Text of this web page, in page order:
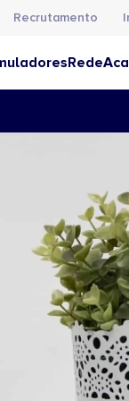
Recrutamento
Rede